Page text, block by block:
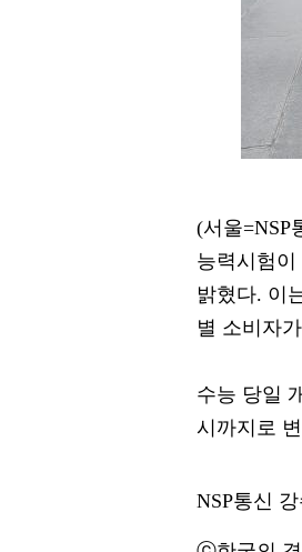
(서울=NSP
능력시험
밝혔다. 이
별 소비자
수능 당일
시까지로
NSP통신